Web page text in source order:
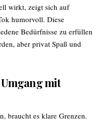
wirkt, zeigt sich auf
humorvoll. Diese
Bedürfnisse zu erfüllen
aber privat Spaß und
mit
braucht es klare Grenzen.